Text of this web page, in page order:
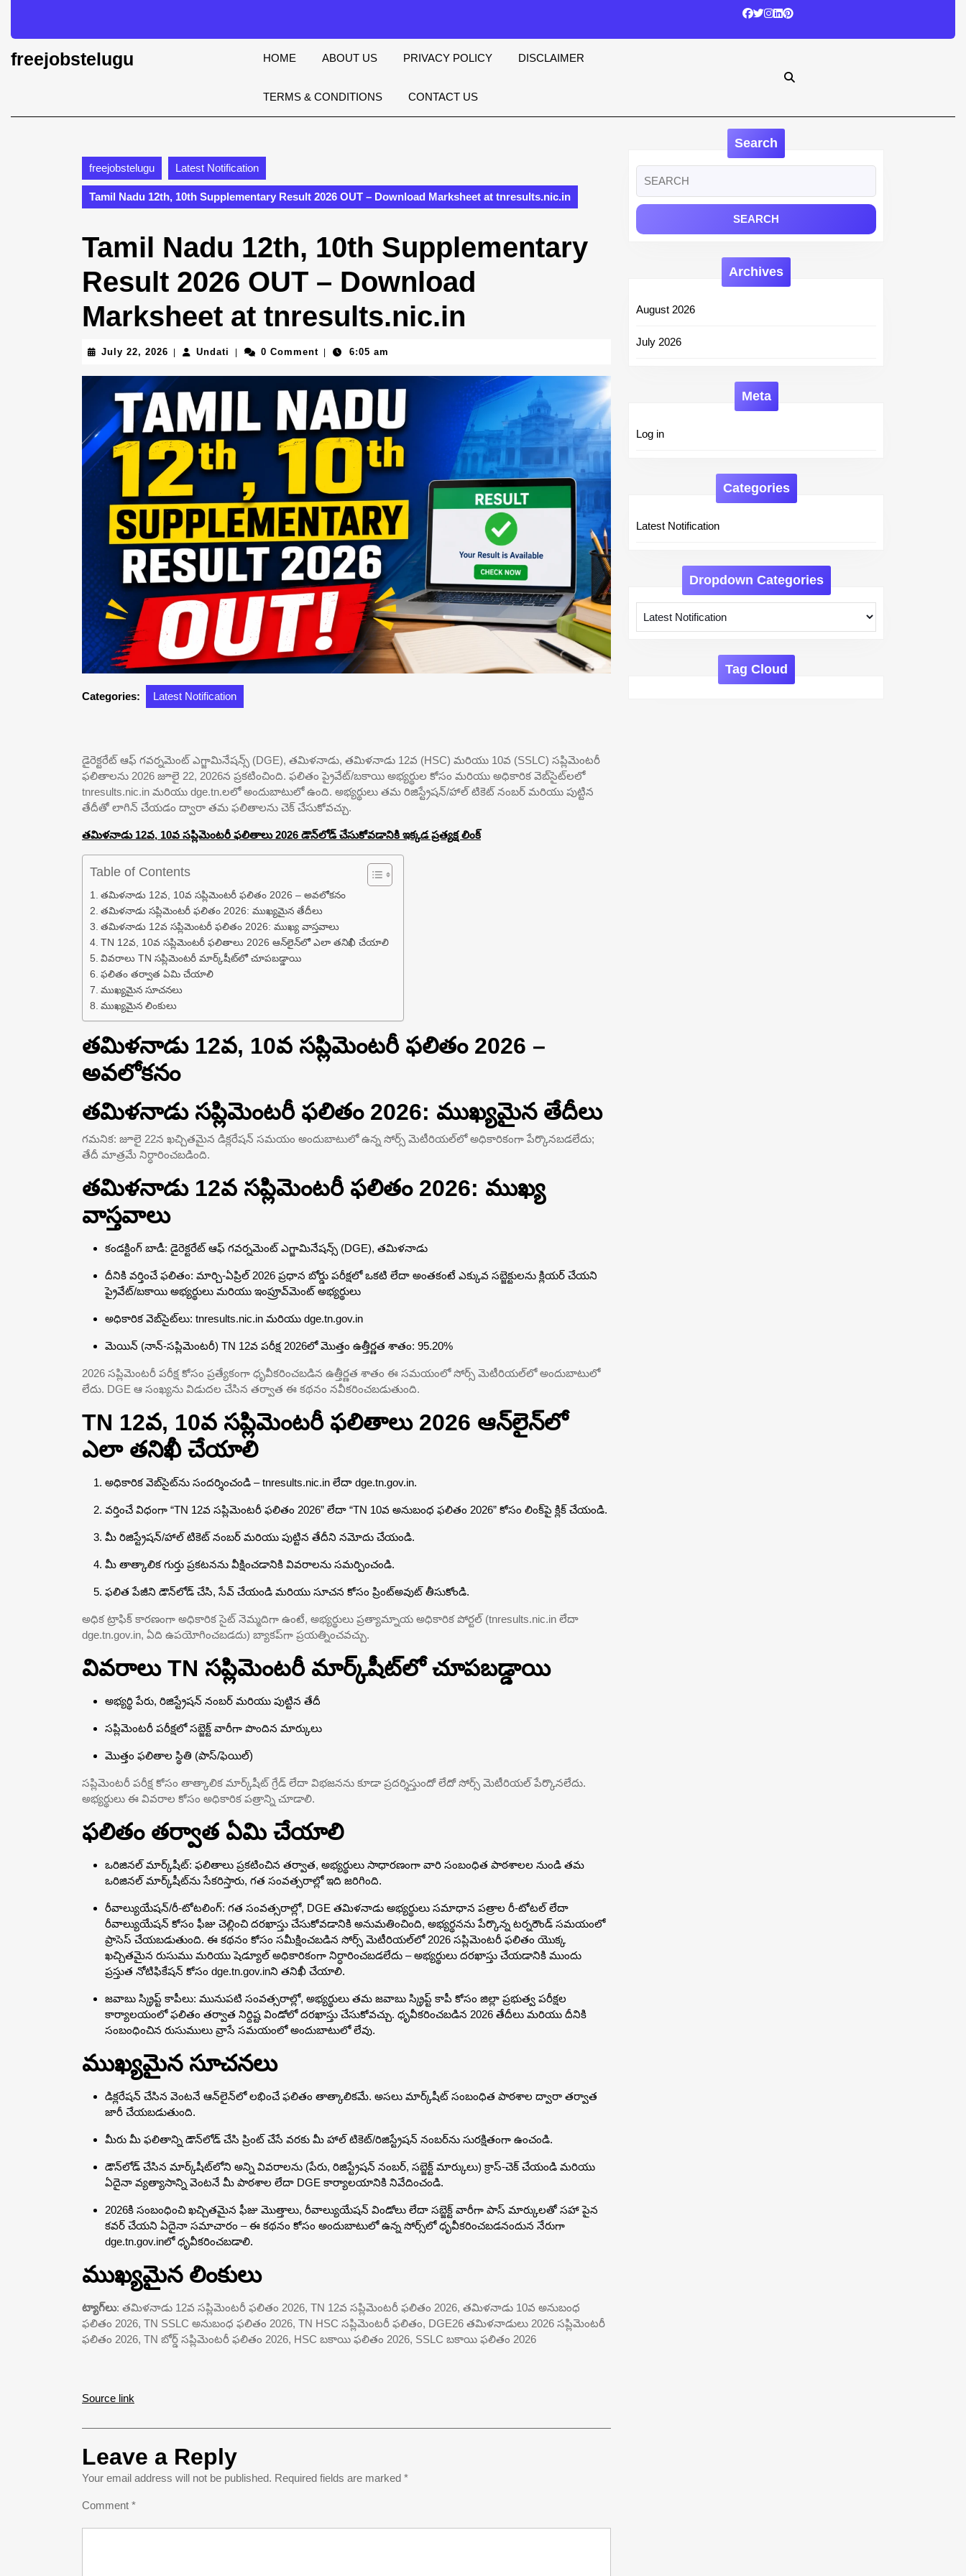
content
Skip
to
freejobstelugu HOME ABOUT US PRIVACY POLICY DISCLAIMER
TERMS & CONDITIONS CONTACT US
freejobstelugu Latest Notification
Tamil Nadu 12th, 10th Supplementary Result 2026 OUT – Download Marksheet at tnresults.nic.in
Tamil Nadu 12th, 10th Supplementary
Result 2026 OUT – Download
Marksheet at tnresults.nic.in
July 22, 2026 July
2026
Undati Undati0 Comment 6:05 am
Categories: Latest Notification
డైరెక్టరేట్ ఆఫ్ గవర్నమెంట్ ఎగ్జామినేషన్స్ (DGE), తమిళనాడు, తమిళనాడు 12వ (HSC) మరియు 10వ (SSLC) సప్లిమెంటరీ
ఫలితాలను 2026 జూలై 22, 2026న ప్రకటించింది. ఫలితం ప్రైవేట్/బకాయి అభ్యర్థుల కోసం మరియు అధికారిక వెబ్‌సైట్‌లలో
tnresults.nic.in మరియు dge.tn.లలో అందుబాటులో ఉంది. అభ్యర్థులు తమ రిజిస్ట్రేషన్/హాల్ టికెట్ నంబర్ మరియు పుట్టిన
తేదీతో లాగిన్ చేయడం ద్వారా తమ ఫలితాలను చెక్ చేసుకోవచ్చు.
తమిళనాడు 12వ, 10వ సప్లిమెంటరీ ఫలితాలు 2026 డౌన్‌లోడ్ చేసుకోవడానికి ఇక్కడ ప్రత్యక్ష లింక్
Table of Contents
తమిళనాడు 12వ, 10వ సప్లిమెంటరీ ఫలితం 2026 – అవలోకనం
తమిళనాడు సప్లిమెంటరీ ఫలితం 2026: ముఖ్యమైన తేదీలు
తమిళనాడు 12వ సప్లిమెంటరీ ఫలితం 2026: ముఖ్య వాస్తవాలు
TN 12వ, 10వ సప్లిమెంటరీ ఫలితాలు 2026 ఆన్‌లైన్‌లో ఎలా తనిఖీ చేయాలి
వివరాలు TN సప్లిమెంటరీ మార్క్‌షీట్‌లో చూపబడ్డాయి
ఫలితం తర్వాత ఏమి చేయాలి
ముఖ్యమైన సూచనలు
ముఖ్యమైన లింకులు
తమిళనాడు 12వ, 10వ సప్లిమెంటరీ ఫలితం 2026 –
అవలోకనం
తమిళనాడు సప్లిమెంటరీ ఫలితం 2026: ముఖ్యమైన తేదీలు
గమనిక: జూలై 22న ఖచ్చితమైన డిక్లరేషన్ సమయం అందుబాటులో ఉన్న సోర్స్ మెటీరియల్‌లో అధికారికంగా పేర్కొనబడలేదు;
తేదీ మాత్రమే నిర్ధారించబడింది.
తమిళనాడు 12వ సప్లిమెంటరీ ఫలితం 2026: ముఖ్య
వాస్తవాలు
కండక్టింగ్ బాడీ: డైరెక్టరేట్ ఆఫ్ గవర్నమెంట్ ఎగ్జామినేషన్స్ (DGE), తమిళనాడు
దీనికి వర్తించే ఫలితం: మార్చి-ఏప్రిల్ 2026 ప్రధాన బోర్డు పరీక్షలో ఒకటి లేదా అంతకంటే ఎక్కువ సబ్జెక్టులను క్లియర్ చేయని
ప్రైవేట్/బకాయి అభ్యర్థులు మరియు ఇంప్రూవ్‌మెంట్ అభ్యర్థులు
అధికారిక వెబ్‌సైట్‌లు: tnresults.nic.in మరియు dge.tn.gov.in
మెయిన్ (నాన్-సప్లిమెంటరీ) TN 12వ పరీక్ష 2026లో మొత్తం ఉత్తీర్ణత శాతం: 95.20%
2026 సప్లిమెంటరీ పరీక్ష కోసం ప్రత్యేకంగా ధృవీకరించబడిన ఉత్తీర్ణత శాతం ఈ సమయంలో సోర్స్ మెటీరియల్‌లో అందుబాటులో
లేదు. DGE ఆ సంఖ్యను విడుదల చేసిన తర్వాత ఈ కథనం నవీకరించబడుతుంది.
TN 12వ, 10వ సప్లిమెంటరీ ఫలితాలు 2026 ఆన్‌లైన్‌లో
ఎలా తనిఖీ చేయాలి
అధికారిక వెబ్‌సైట్‌ను సందర్శించండి – tnresults.nic.in లేదా dge.tn.gov.in.
వర్తించే విధంగా “TN 12వ సప్లిమెంటరీ ఫలితం 2026” లేదా “TN 10వ అనుబంధ ఫలితం 2026” కోసం లింక్‌పై క్లిక్ చేయండి.
మీ రిజిస్ట్రేషన్/హాల్ టికెట్ నంబర్ మరియు పుట్టిన తేదీని నమోదు చేయండి.
మీ తాత్కాలిక గుర్తు ప్రకటనను వీక్షించడానికి వివరాలను సమర్పించండి.
ఫలిత పేజీని డౌన్‌లోడ్ చేసి, సేవ్ చేయండి మరియు సూచన కోసం ప్రింట్‌అవుట్ తీసుకోండి.
అధిక ట్రాఫిక్ కారణంగా అధికారిక సైట్ నెమ్మదిగా ఉంటే, అభ్యర్థులు ప్రత్యామ్నాయ అధికారిక పోర్టల్ (tnresults.nic.in లేదా
dge.tn.gov.in, ఏది ఉపయోగించబడదు) బ్యాకప్‌గా ప్రయత్నించవచ్చు.
వివరాలు TN సప్లిమెంటరీ మార్క్‌షీట్‌లో చూపబడ్డాయి
అభ్యర్థి పేరు, రిజిస్ట్రేషన్ నంబర్ మరియు పుట్టిన తేదీ
సప్లిమెంటరీ పరీక్షలో సబ్జెక్ట్ వారీగా పొందిన మార్కులు
మొత్తం ఫలితాల స్థితి (పాస్/ఫెయిల్)
సప్లిమెంటరీ పరీక్ష కోసం తాత్కాలిక మార్క్‌షీట్ గ్రేడ్ లేదా విభజనను కూడా ప్రదర్శిస్తుందో లేదో సోర్స్ మెటీరియల్ పేర్కొనలేదు.
అభ్యర్థులు ఈ వివరాల కోసం అధికారిక పత్రాన్ని చూడాలి.
ఫలితం తర్వాత ఏమి చేయాలి
ఒరిజినల్ మార్క్‌షీట్: ఫలితాలు ప్రకటించిన తర్వాత, అభ్యర్థులు సాధారణంగా వారి సంబంధిత పాఠశాలల నుండి తమ
ఒరిజినల్ మార్క్‌షీట్‌ను సేకరిస్తారు, గత సంవత్సరాల్లో ఇది జరిగింది.
రీవాల్యుయేషన్/రీ-టోటలింగ్: గత సంవత్సరాల్లో, DGE తమిళనాడు అభ్యర్థులు సమాధాన పత్రాల రీ-టోటల్ లేదా
రీవాల్యుయేషన్ కోసం ఫీజు చెల్లించి దరఖాస్తు చేసుకోవడానికి అనుమతించింది, అభ్యర్థనను పేర్కొన్న టర్నరౌండ్ సమయంలో
ప్రాసెస్ చేయబడుతుంది. ఈ కథనం కోసం సమీక్షించబడిన సోర్స్ మెటీరియల్‌లో 2026 సప్లిమెంటరీ ఫలితం యొక్క
ఖచ్చితమైన రుసుము మరియు షెడ్యూల్ అధికారికంగా నిర్ధారించబడలేదు – అభ్యర్థులు దరఖాస్తు చేయడానికి ముందు
ప్రస్తుత నోటిఫికేషన్ కోసం dge.tn.gov.inని తనిఖీ చేయాలి.
జవాబు స్క్రిప్ట్ కాపీలు: మునుపటి సంవత్సరాల్లో, అభ్యర్థులు తమ జవాబు స్క్రిప్ట్ కాపీ కోసం జిల్లా ప్రభుత్వ పరీక్షల
కార్యాలయంలో ఫలితం తర్వాత నిర్దిష్ట విండోలో దరఖాస్తు చేసుకోవచ్చు. ధృవీకరించబడిన 2026 తేదీలు మరియు దీనికి
సంబంధించిన రుసుములు వ్రాసే సమయంలో అందుబాటులో లేవు.
ముఖ్యమైన సూచనలు
డిక్లరేషన్ చేసిన వెంటనే ఆన్‌లైన్‌లో లభించే ఫలితం తాత్కాలికమే. అసలు మార్క్‌షీట్ సంబంధిత పాఠశాల ద్వారా తర్వాత
జారీ చేయబడుతుంది.
మీరు మీ ఫలితాన్ని డౌన్‌లోడ్ చేసి ప్రింట్ చేసే వరకు మీ హాల్ టికెట్/రిజిస్ట్రేషన్ నంబర్‌ను సురక్షితంగా ఉంచండి.
డౌన్‌లోడ్ చేసిన మార్క్‌షీట్‌లోని అన్ని వివరాలను (పేరు, రిజిస్ట్రేషన్ నంబర్, సబ్జెక్ట్ మార్కులు) క్రాస్-చెక్ చేయండి మరియు
ఏదైనా వ్యత్యాసాన్ని వెంటనే మీ పాఠశాల లేదా DGE కార్యాలయానికి నివేదించండి.
2026కి సంబంధించి ఖచ్చితమైన ఫీజు మొత్తాలు, రీవాల్యుయేషన్ విండోలు లేదా సబ్జెక్ట్ వారీగా పాస్ మార్కులతో సహా పైన
కవర్ చేయని ఏదైనా సమాచారం – ఈ కథనం కోసం అందుబాటులో ఉన్న సోర్స్‌లో ధృవీకరించబడనందున నేరుగా
dge.tn.gov.inలో ధృవీకరించబడాలి.
ముఖ్యమైన లింకులు
ట్యాగ్‌లు: తమిళనాడు 12వ సప్లిమెంటరీ ఫలితం 2026, TN 12వ సప్లిమెంటరీ ఫలితం 2026, తమిళనాడు 10వ అనుబంధ
ఫలితం 2026, TN SSLC అనుబంధ ఫలితం 2026, TN HSC సప్లిమెంటరీ ఫలితం, DGE26 తమిళనాడులు 2026 సప్లిమెంటరీ
ఫలితం 2026, TN బోర్డ్ సప్లిమెంటరీ ఫలితం 2026, HSC బకాయి ఫలితం 2026, SSLC బకాయి ఫలితం 2026
Source link
Leave a Reply
Your email address will not be published. Required fields are marked *
Comment *
Search
for:
Archives
August 2026
July 2026
Meta
Log in
Categories
Latest Notification
Dropdown Categories
Tag Cloud